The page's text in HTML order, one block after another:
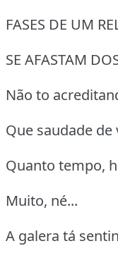
FASES DE UM
SE AFASTAM
Não to
Que saudade
Quanto tempo,
Muito, né...
A galera tá